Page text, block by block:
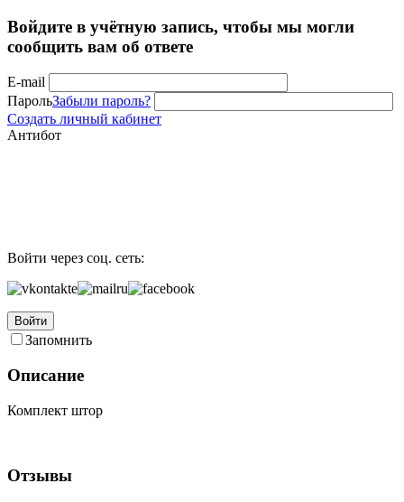
Войдите в учётную запись, чтобы мы могли
сообщить вам об ответе
E-mail
ПарольЗабыли пароль?
Создать личный кабинет
Антибот
Войти через соц. сеть:
Войти
Запомнить
Описание
Комплект штор
Отзывы